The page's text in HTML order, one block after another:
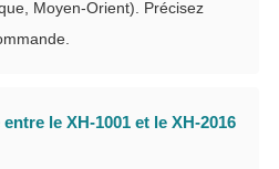
Moyen-Orient). Précisez
le XH-1001 et le XH-2016